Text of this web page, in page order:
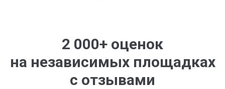
2 000+ оценок
на независимых площадках
с отзывами